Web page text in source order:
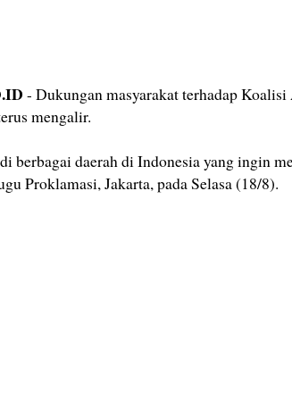
- Dukungan masyarakat terhadap
mengalir.
berbagai daerah di Indonesia yang ingin
Proklamasi, Jakarta, pada Selasa (18/8).